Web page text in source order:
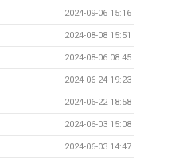
2024-09-06 15:16
2024-08-08 15:51
2024-08-06 08:45
2024-06-24 19:23
2024-06-22 18:58
2024-06-03 15:08
2024-06-03 14:47